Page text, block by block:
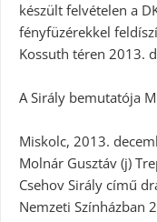
készült felvételen a
fényfüzérekkel
Kossuth téren 2013.
A Sirály bemutatója
Miskolc, 2013.
Molnár Gusztáv (j)
Csehov Sirály című
Nemzeti Színházban